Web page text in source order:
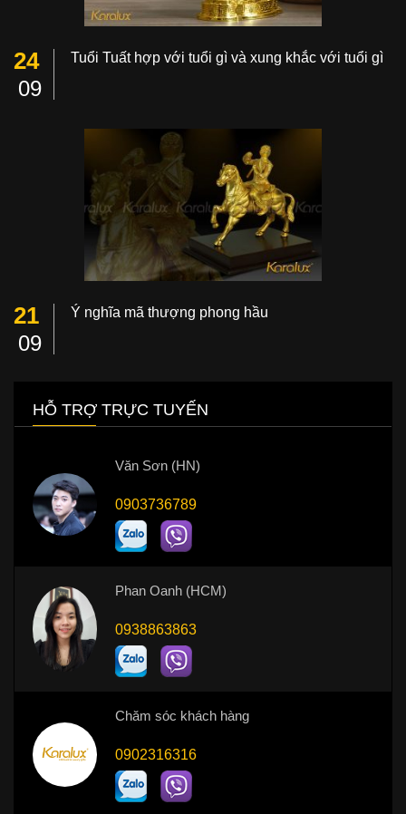
24
09
Tuổi Tuất hợp với tuổi gì và xung khắc với tuổi gì
21
09
Ý nghĩa mã thượng phong hầu
HỖ TRỢ TRỰC TUYẾN
Văn Sơn (HN)
0903736789
Phan Oanh (HCM)
0938863863
Chăm sóc khách hàng
0902316316